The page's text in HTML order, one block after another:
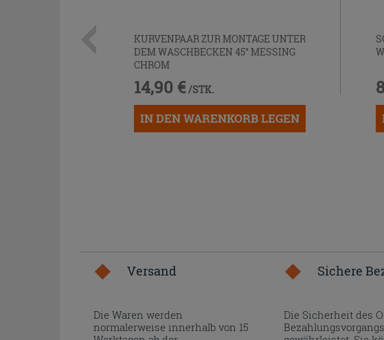
KURVENPAAR ZUR MONTAGE UNTER
DEM WASCHBECKEN 45° MESSING
CHROM
14,90 € /STK.
IN DEN WARENKORB LEGEN
Versand
Die Waren werden
normalerweise innerhalb von 15
Sichere
Die Sicherheit des